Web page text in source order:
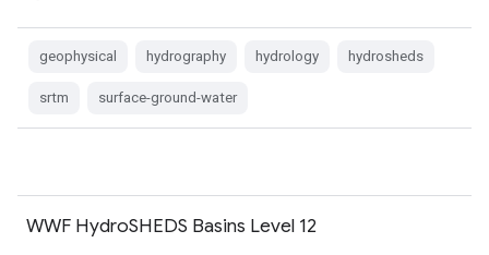
geophysical hydrography hydrology hydrosheds
srtm surface-ground-water
WWF HydroSHEDS Basins Level 12